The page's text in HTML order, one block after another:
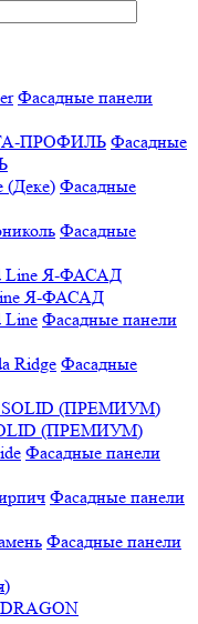
Фасадные панели
Фасадные
Фасадные
Фасадные
Я-ФАСАД
Фасадные панели
Фасадные
(ПРЕМИУМ)
Фасадные панели
Фасадные панели
Фасадные панели